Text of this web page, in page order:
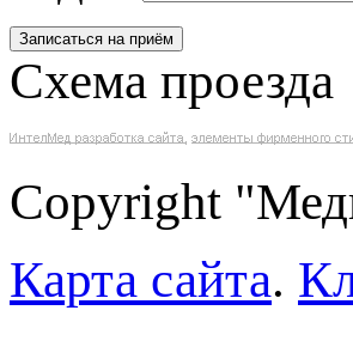
Схема проезда
Copyright
Карта сайта.